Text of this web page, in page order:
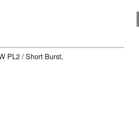
PL2 / Short Burst,